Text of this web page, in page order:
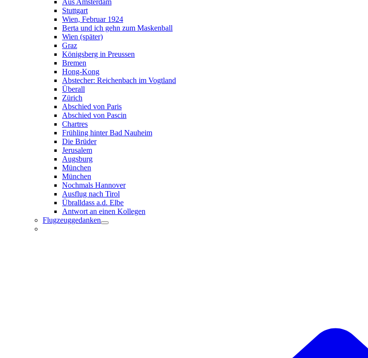
Aus Amsterdam
Stuttgart
Wien, Februar 1924
Berta und ich gehn zum Maskenball
Wien (später)
Graz
Königsberg in Preussen
Bremen
Hong-Kong
Abstecher: Reichenbach im Vogtland
Überall
Zürich
Abschied von Paris
Abschied von Pascin
Chartres
Frühling hinter Bad Nauheim
Die Brüder
Jerusalem
Augsburg
München
München
Nochmals Hannover
Ausflug nach Tirol
Übralldass a.d. Elbe
Antwort an einen Kollegen
Flugzeuggedanken